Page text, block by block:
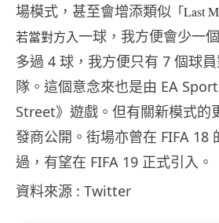
場模式，甚至會增添類似 「Last
若當對方入一球，我方便會少一
多過 4 球，我方便只有 7 個球
隊。這個意念來也是由 EA
Street》遊戲。但有關新模式的
發商公開。街場亦曾在 FIFA 18
過，有望在 FIFA 19 正式引入。
資料來源 : Twitter